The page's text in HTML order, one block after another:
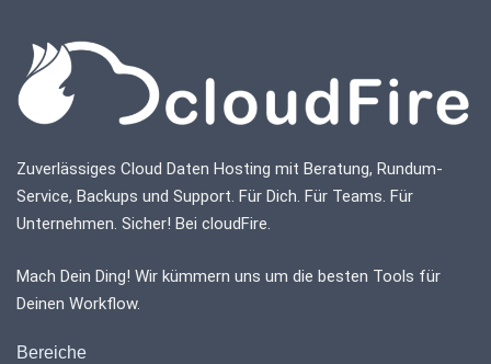
Zuverlässiges Cloud Daten Hosting mit Beratung, Rundum-
Service, Backups und Support. Für Dich. Für Teams. Für
Unternehmen. Sicher! Bei cloudFire.
Mach Dein Ding! Wir kümmern uns um die besten Tools für
Deinen Workflow.
Bereiche